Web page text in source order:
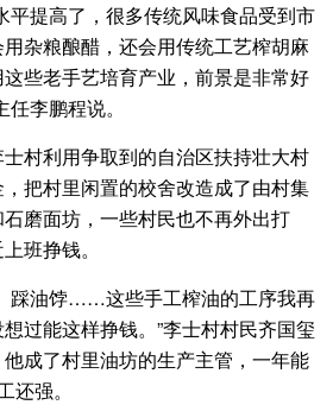
提高了，很多传统风味食品受到市
杂粮酿醋，还会用传统工艺榨胡麻
些老手艺培育产业，前景是非常好
李鹏程说。
利用争取到的自治区扶持壮大村
把村里闲置的校舍改造成了由村集
磨面坊，一些村民也不再外出打
班挣钱。
油饽……这些手工榨油的工序我再
过能这样挣钱。”李士村村民齐国玺
成了村里油坊的生产主管，一年能
强。